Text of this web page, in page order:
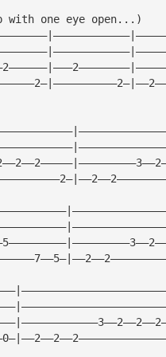
with one eye open...)